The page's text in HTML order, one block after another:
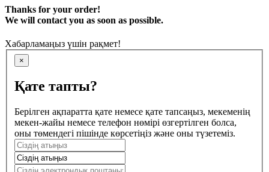
Thanks for your order!
We will contact you as soon as possible.
Хабарламаңыз үшін рақмет!
×
Қате тапты?
Берілген ақпаратта қате немесе қате тапсаңыз, мекеменің
мекен-жайы немесе телефон нөмірі өзгертілген болса,
оны төмендегі пішінде көрсетіңіз және оны түзетеміз.